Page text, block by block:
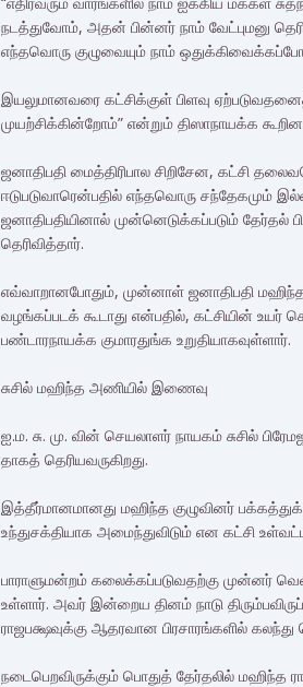
நடத்துவோம், அதன் பின்னர் நாம் வேட்புமனு
எந்தவொரு குழுவையும் நாம்
இயலுமானவரை கட்சிக்குள் பிளவு
முயற்சிக்கின்றோம்” என்றும் திஸாநாயக்க
ஜனாதிபதி மைத்திரிபால சிறிசேன, கட்சி
ஈடுபடுவாரென்பதில் எந்தவொரு சந்தேகமும்
ஜனாதிபதியினால் முன்னெடுக்கப்படும் தேர்தல்
தெரிவித்தார்.
எவ்வாறானபோதும், முன்னாள் ஜனாதிபதி மஹிந்த
வழங்கப்படக் கூடாது என்பதில், கட்சியின் உயர்
பண்டாரநாயக்க குமாரதுங்க உறுதியாகவுள்ளார்.
சுசில் மஹிந்த அணியில் இணைவு
ஐ.ம. சு. மு. வின் செயலாளர் நாயகம் சுசில்
தாகத் தெரியவருகிறது.
இத்தீர்மானமானது மஹிந்த குழுவினர்
உந்துசக்தியாக அமைந்துவிடும் என கட்சி
பாராளுமன்றம் கலைக்கப்படுவதற்கு முன்னர்
உள்ளார். அவர் இன்றைய தினம் நாடு
ராஜபக்ஷவுக்கு ஆதரவான பிரசாரங்களில் கலந்து
நடைபெறவிருக்கும் பொதுத் தேர்தலில் மஹிந்த